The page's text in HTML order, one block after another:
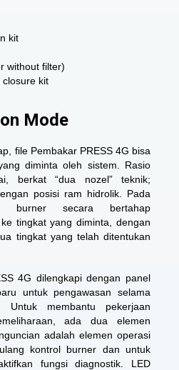
kit
without filter)
kit
Mode
file Pembakar PRESS 4G bisa
diminta oleh sistem. Rasio
berkat “dua nozel” teknik;
posisi ram hidrolik. Pada
burner secara bertahap
tingkat yang diminta, dengan
tingkat yang telah ditentukan
4G dilengkapi dengan panel
untuk pengawasan selama
Untuk membantu pekerjaan
ada dua elemen
adalah elemen operasi
kontrol burner dan untuk
fungsi diagnostik. LED